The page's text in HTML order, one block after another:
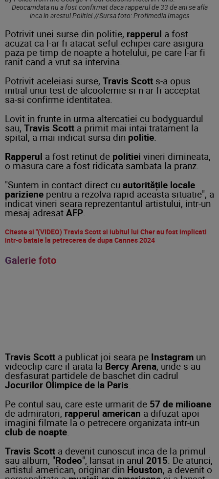
Deocamdata nu a fost confirmat daca rapperul de 33 de ani se afla
inca in arestul Politiei.//Sursa foto: Profimedia Images
Potrivit unei surse din politie, rapperul a fost
acuzat ca l-ar fi atacat seful echipei care asigura
paza pe timp de noapte a hotelului, pe care l-ar fi
ranit cand a vrut sa intervina.
Potrivit aceleiasi surse, Travis Scott s-a opus
initial unui test de alcoolemie si n-ar fi acceptat
sa-si confirme identitatea.
Lovit in frunte in urma altercatiei cu bodyguardul
sau, Travis Scott a primit mai intai tratament la
spital, a mai indicat sursa din politie.
Rapperul a fost retinut de politiei vineri dimineata,
o masura care a fost ridicata sambata la pranz.
"Suntem in contact direct cu autoritățile locale
pariziene pentru a rezolva rapid aceasta situatie", a
indicat vineri seara reprezentantul artistului, intr-un
mesaj adresat AFP.
Citeste si "(VIDEO) Travis Scott si iubitul lui Cher au fost implicati
intr-o bataie la petrecerea de dupa Cannes 2024
Galerie foto
Travis Scott a publicat joi seara pe Instagram un
videoclip care il arata la Bercy Arena, unde s-au
desfasurat partidele de baschet din cadrul
Jocurilor Olimpice de la Paris.
Pe contul sau, care este urmarit de 57 de milioane
de admiratori, rapperul american a difuzat apoi
imagini filmate la o petrecere organizata intr-un
club de noapte.
Travis Scott a devenit cunoscut inca de la primul
sau album, "Rodeo", lansat in anul 2015. De atunci,
artistul american, originar din Houston, a devenit o